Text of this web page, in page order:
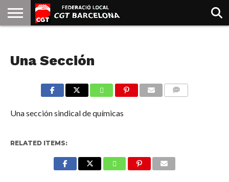
GOLDMAN
Una Sección
Una sección sindical de químicas
RELATED ITEMS: